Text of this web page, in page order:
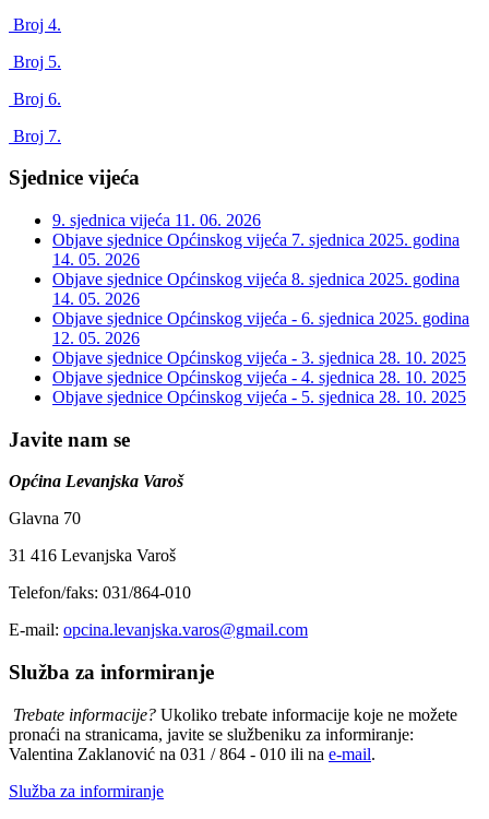
Broj 4.
Broj 5.
Broj 6.
Broj 7.
Sjednice vijeća
9. sjednica vijeća 11. 06. 2026
Objave sjednice Općinskog vijeća 7. sjednica 2025. godina
14. 05. 2026
Objave sjednice Općinskog vijeća 8. sjednica 2025. godina
14. 05. 2026
Objave sjednice Općinskog vijeća - 6. sjednica 2025. godina
12. 05. 2026
Objave sjednice Općinskog vijeća - 3. sjednica 28. 10. 2025
Objave sjednice Općinskog vijeća - 4. sjednica 28. 10. 2025
Objave sjednice Općinskog vijeća - 5. sjednica 28. 10. 2025
Javite nam se
Općina Levanjska Varoš
Glavna 70
31 416 Levanjska Varoš
Telefon/faks: 031/864-010
E-mail: opcina.levanjska.varos@gmail.com
Služba za informiranje
Trebate informacije? Ukoliko trebate informacije koje ne možete
pronaći na stranicama, javite se službeniku za informiranje:
Valentina Zaklanović na 031 / 864 - 010 ili na e-mail.
Služba za informiranje